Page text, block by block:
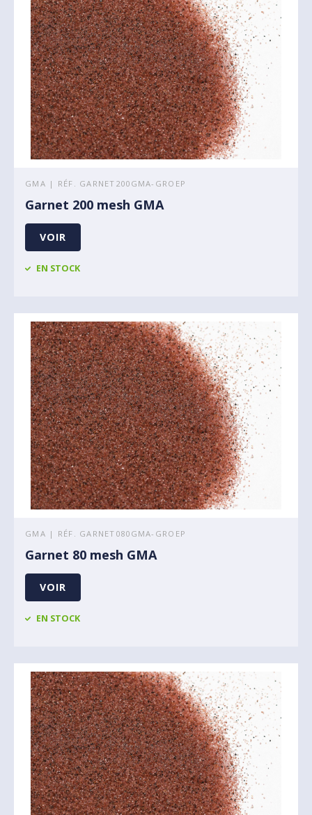
GMA | RÉF. GARNET200GMA-GROEP
Garnet 200 mesh GMA
VOIR
EN STOCK
GMA | RÉF. GARNET080GMA-GROEP
Garnet 80 mesh GMA
VOIR
EN STOCK